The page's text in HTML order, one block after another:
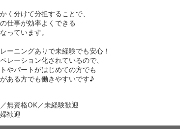
く分けて分担することで、
仕事が効率よくできる
っています。
ーニングありで未経験でも安心！
レーション化されているので、
やパートがはじめての方でも
ある方でも働きやすいです♪
無資格OK／未経験歓迎
歓迎